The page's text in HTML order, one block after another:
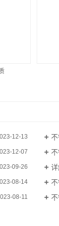
12-13
12-07
09-26
08-14
08-11